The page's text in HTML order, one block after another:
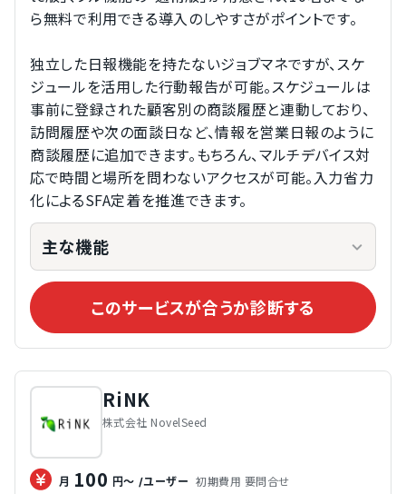
ら無料で利用できる導入のしやすさがポイントです。
独立した日報機能を持たないジョブマネですが、スケ
ジュールを活用した行動報告が可能。スケジュールは
事前に登録された顧客別の商談履歴と連動しており、
訪問履歴や次の面談日など、情報を営業日報のように
商談履歴に追加できます。もちろん、マルチデバイス対
応で時間と場所を問わないアクセスが可能。入力省力
化によるSFA定着を推進できます。
主な機能
このサービスが合うか診断する
RiNK
株式会社 NovelSeed
月 100 円～ /ユーザー
初期費用 要問合せ